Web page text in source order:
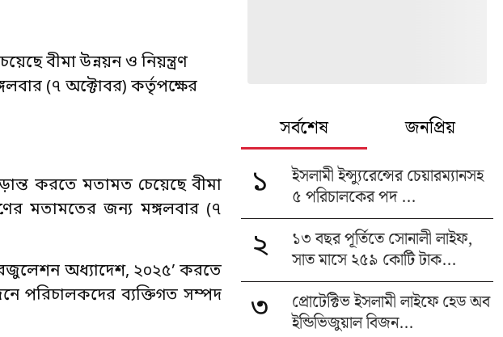
বীমা উন্নয়ন ও নিয়ন্ত্রণ
(৭ অক্টোবর) কর্তৃপক্ষের
করতে মতামত চেয়েছে বীমা
মতামতের জন্য মঙ্গলবার (৭
রেজুলেশন অধ্যাদেশ, ২০২৫’ করতে
পরিচালকদের ব্যক্তিগত সম্পদ
সর্বশেষ জনপ্রিয়
১
ইসলামী ইন্স্যুরেন্সের চেয়ারম্যানসহ
৫ পরিচালকের পদ ...
২
১৩ বছর পূর্তিতে সোনালী লাইফ,
সাত মাসে ২৫৯ কোটি টাক...
৩
প্রোটেক্টিভ ইসলামী লাইফে হেড অব
ইন্ডিভিজুয়াল বিজন...